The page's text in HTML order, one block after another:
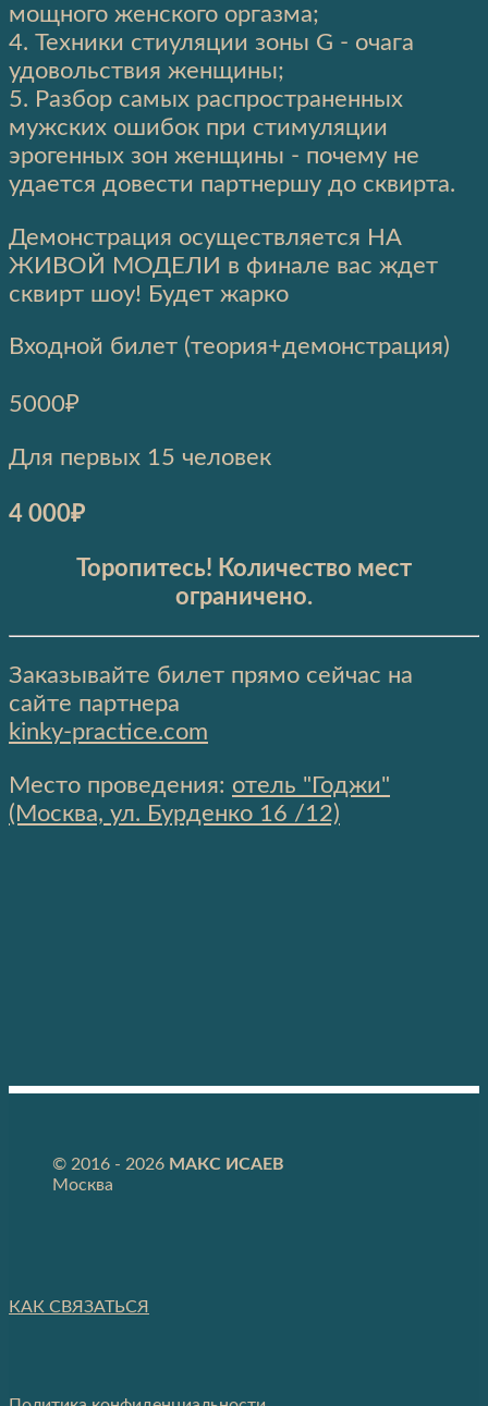
мощного женского оргазма;
4. Техники стиуляции зоны G - очага
удовольствия женщины;
5. Разбор самых распространенных
мужских ошибок при стимуляции
эрогенных зон женщины - почему не
удается довести партнершу до сквирта.
Демонстрация осуществляется НА
ЖИВОЙ МОДЕЛИ в финале вас ждет
сквирт шоу! Будет жарко
Входной билет (теория+демонстрация)
5000₽
Для первых 15 человек
4 000₽
Торопитесь! Количество мест
ограничено.
Заказывайте билет прямо сейчас на
сайте партнера
kinky-practice.com
Место проведения: отель "Годжи"
(Москва, ул. Бурденко 16 /12)
© 2016 - 2026 МАКС ИСАЕВ
Москва
КАК СВЯЗАТЬСЯ